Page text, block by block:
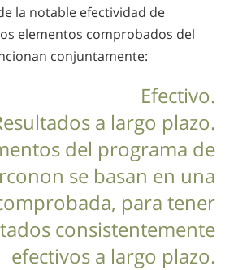
la notable efectividad de
elementos comprobados del
conjuntamente:
Efectivo.
a largo plazo.
del programa de
se basan en una
para tener
consistentemente
efectivos a largo plazo.